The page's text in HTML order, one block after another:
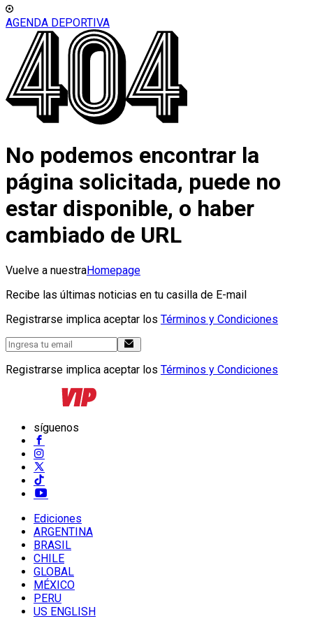
AGENDA DEPORTIVA
No podemos encontrar la
página solicitada, puede no
estar disponible, o haber
cambiado de URL
Vuelve a nuestraHomepage
Recibe las últimas noticias en tu casilla de E-mail
Registrarse implica aceptar los Términos y Condiciones
Registrarse implica aceptar los Términos y Condiciones
síguenos
Ediciones
ARGENTINA
BRASIL
CHILE
GLOBAL
MÉXICO
PERU
US ENGLISH